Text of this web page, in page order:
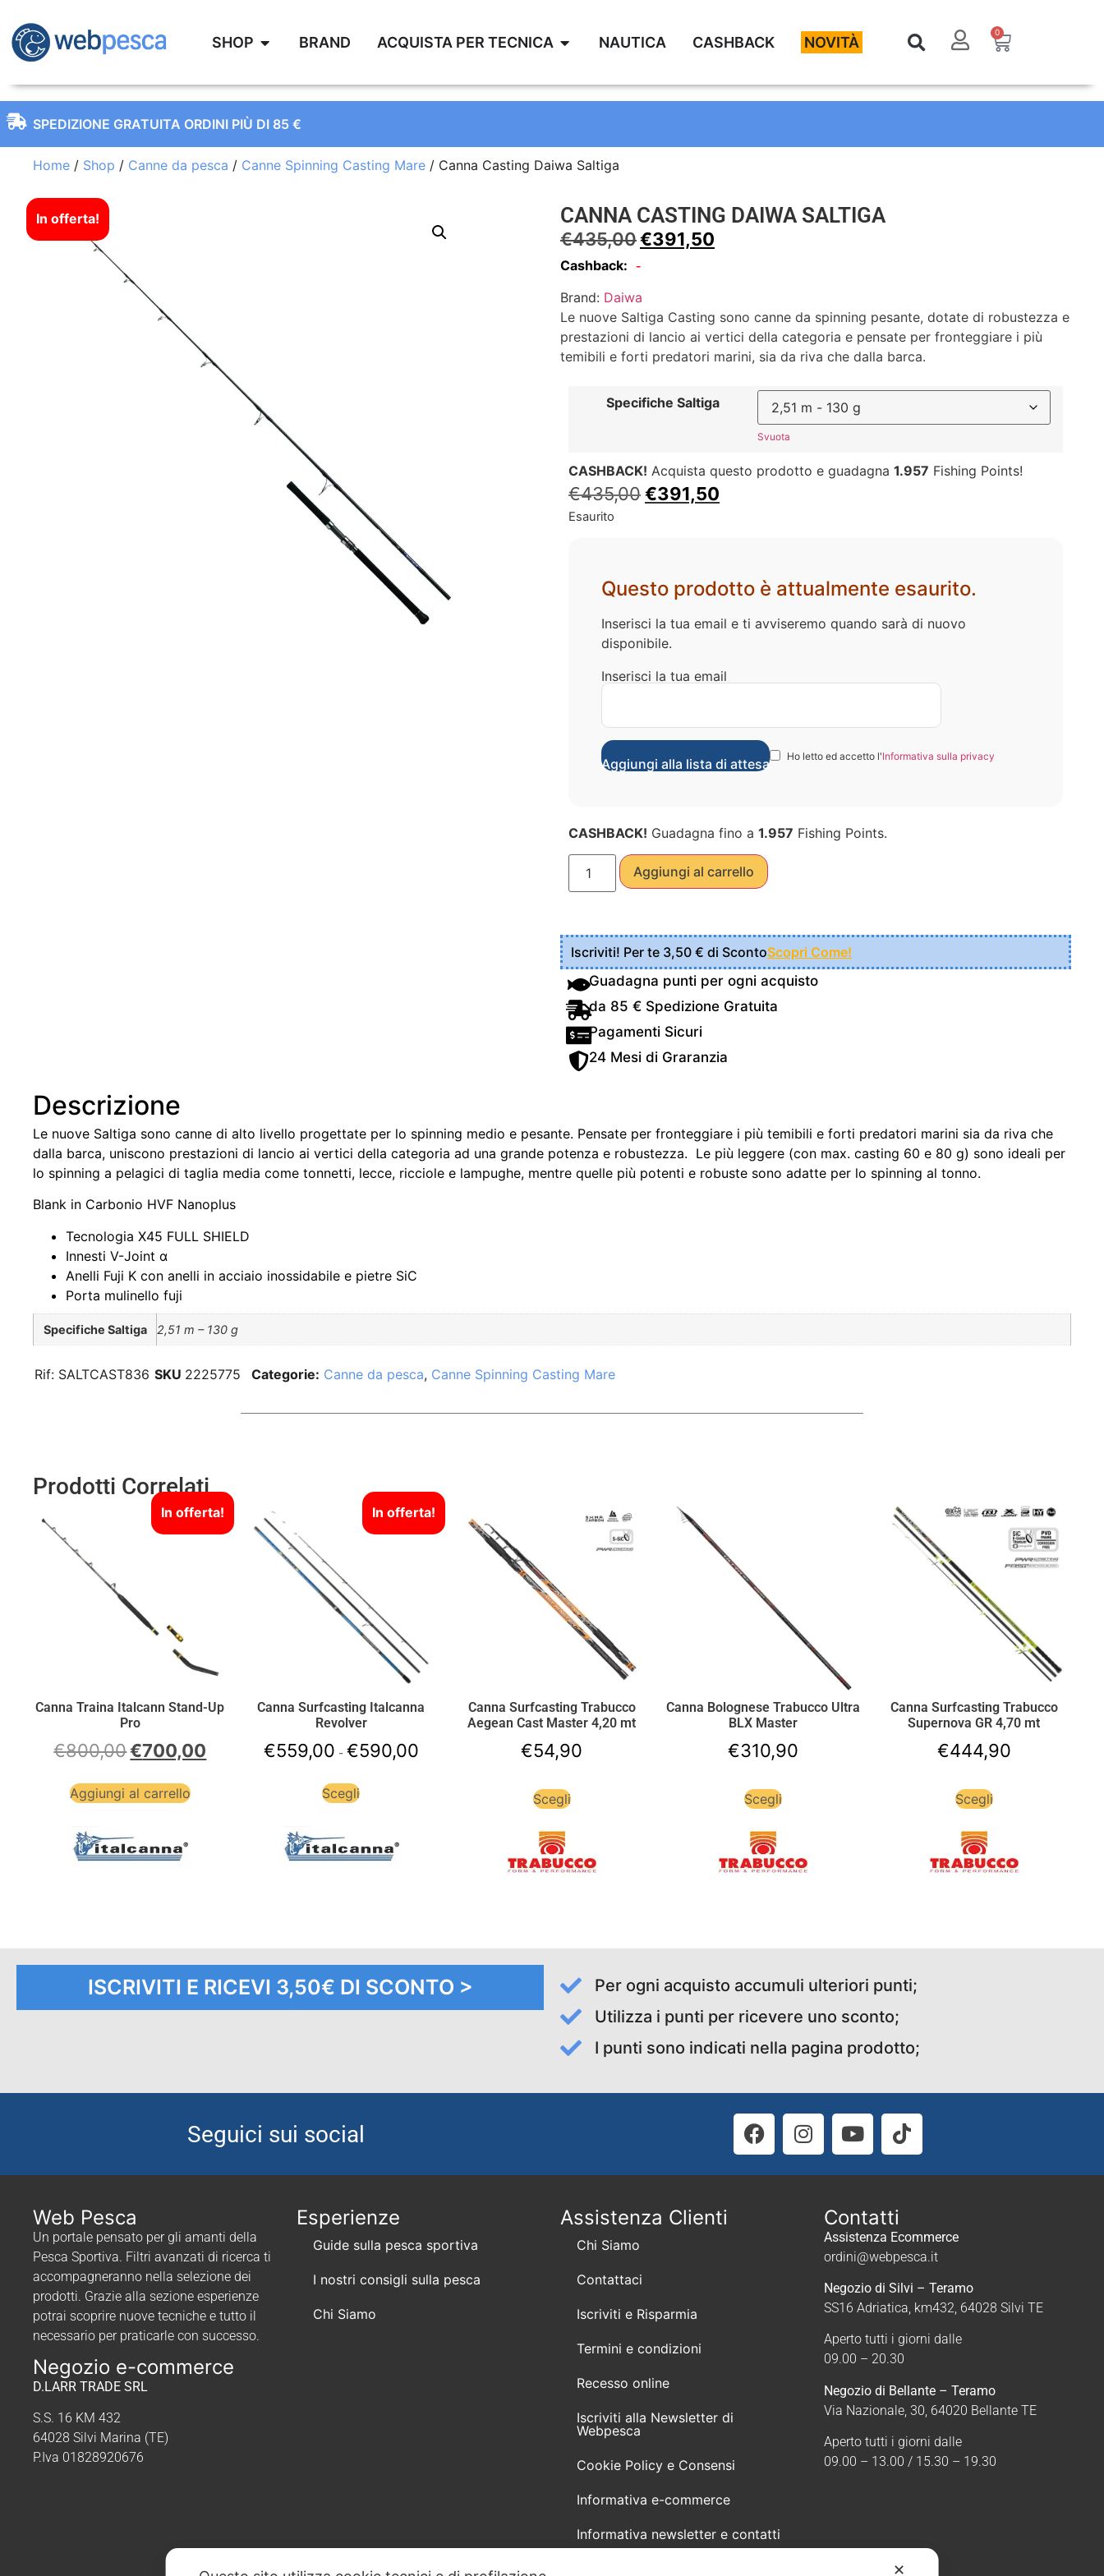
SHOP BRAND ACQUISTA PER TECNICA NAUTICA CASHBACK NOVITÀ
0
SPEDIZIONE GRATUITA ORDINI PIÙ DI 85 €
Home / Shop / Canne da pesca / Canne Spinning Casting Mare / Canna Casting Daiwa Saltiga
In offerta! CANNA CASTING DAIWA SALTIGA
€435,00€391,50
Cashback: -
Brand: Daiwa
Le nuove Saltiga Casting sono canne da spinning pesante, dotate di robustezza e
prestazioni di lancio ai vertici della categoria e pensate per fronteggiare i più
temibili e forti predatori marini, sia da riva che dalla barca.
Specifiche Saltiga
Svuota
CASHBACK! Acquista questo prodotto e guadagna 1.957 Fishing Points!
€435,00€391,50
Esaurito
Questo prodotto è attualmente esaurito.
Inserisci la tua email e ti avviseremo quando sarà di nuovo
disponibile.
Inserisci la tua email
Ho letto ed accetto l'Informativa sulla privacy
Aggiungi alla lista di attesa
CASHBACK! Guadagna fino a 1.957 Fishing Points.
Aggiungi al carrello
Iscriviti! Per te 3,50 € di ScontoScopri Come!
Guadagna punti per ogni acquisto
da 85 € Spedizione Gratuita
Pagamenti Sicuri
24 Mesi di Graranzia
Descrizione
Le nuove Saltiga sono canne di alto livello progettate per lo spinning medio e pesante. Pensate per fronteggiare i più temibili e forti predatori marini sia da riva che
dalla barca, uniscono prestazioni di lancio ai vertici della categoria ad una grande potenza e robustezza. Le più leggere (con max. casting 60 e 80 g) sono ideali per
lo spinning a pelagici di taglia media come tonnetti, lecce, ricciole e lampughe, mentre quelle più potenti e robuste sono adatte per lo spinning al tonno.
Blank in Carbonio HVF Nanoplus
Tecnologia X45 FULL SHIELD
Innesti V-Joint α
Anelli Fuji K con anelli in acciaio inossidabile e pietre SiC
Porta mulinello fuji
Specifiche Saltiga 2,51 m – 130 g
Rif: SALTCAST836 SKU 2225775 Categorie: Canne da pesca, Canne Spinning Casting Mare
Prodotti Correlati
In offerta!
Canna Traina Italcann Stand-Up
Pro
€800,00€700,00
Aggiungi al carrello
In offerta!
Canna Surfcasting Italcanna
Revolver
€559,00 - €590,00
Scegli
Canna Surfcasting Trabucco
Aegean Cast Master 4,20 mt
€54,90
Scegli
Canna Bolognese Trabucco Ultra
BLX Master
€310,90
Scegli
Canna Surfcasting Trabucco
Supernova GR 4,70 mt
€444,90
Scegli
ISCRIVITI E RICEVI 3,50€ DI SCONTO >
Per ogni acquisto accumuli ulteriori punti;
Utilizza i punti per ricevere uno sconto;
I punti sono indicati nella pagina prodotto;
Seguici sui social
Web Pesca
Un portale pensato per gli amanti della
Pesca Sportiva. Filtri avanzati di ricerca ti
accompagneranno nella selezione dei
prodotti. Grazie alla sezione esperienze
potrai scoprire nuove tecniche e tutto il
necessario per praticarle con successo.
Negozio e-commerce
D.LARR TRADE SRL
S.S. 16 KM 432
64028 Silvi Marina (TE)
P.Iva 01828920676
Esperienze
Guide sulla pesca sportiva
I nostri consigli sulla pesca
Chi Siamo
Assistenza Clienti
Chi Siamo
Contattaci
Iscriviti e Risparmia
Termini e condizioni
Recesso online
Iscriviti alla Newsletter di
Webpesca
Cookie Policy e Consensi
Informativa e-commerce
Informativa newsletter e contatti
Contatti
Assistenza Ecommerce
ordini@webpesca.it
Negozio di Silvi – Teramo
SS16 Adriatica, km432, 64028 Silvi TE
Aperto tutti i giorni dalle
09.00 – 20.30
Negozio di Bellante – Teramo
Via Nazionale, 30, 64020 Bellante TE
Aperto tutti i giorni dalle
09.00 – 13.00 / 15.30 – 19.30
✕